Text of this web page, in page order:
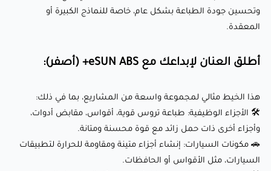
حوامل الهواتف، أو الملحقات ذات الطابع الخاص بسطح أصفر
نابض بالحياة.
باستخدام طباعة مطفي أصفر.
نهائية بثبات أبعادي ومزايا ميكانيكية ممتازة.
لماذا يحبه العملاء؟
وتحسين جودة الطباعة بشكل عام، خاصة للنماذج الكبيرة أو
المعقدة.
أطلق العنان لإبداعك مع eSUN ABS+ (أصفر):
هذا الخيط مثالي لمجموعة واسعة من المشاريع، بما في ذلك:
🛠️ الأجزاء الوظيفية: طباعة تروس قوية، أقواس، مقابض أدوات،
وأجزاء أخرى ذات حمل زائد مع قوة محسنة ومتانة.
🚗 مكونات السيارات: إنشاء أجزاء متينة ومقاومة للحرارة لتطبيقات
السيارات، مثل الأقواس أو الحافظات.